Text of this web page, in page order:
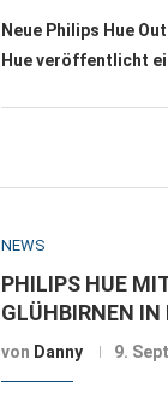
Neue Philips Hue
Hue veröffentlicht
NEWS
PHILIPS HUE
GLÜHBIRNEN IN
von Danny 9.